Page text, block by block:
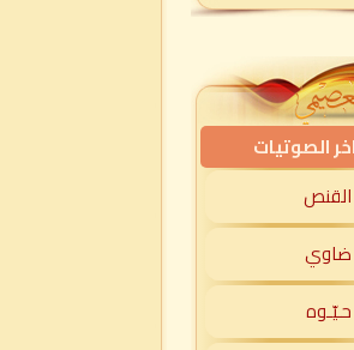
اخر الصوتيات
القنص
ضاوي
حـيّـوه